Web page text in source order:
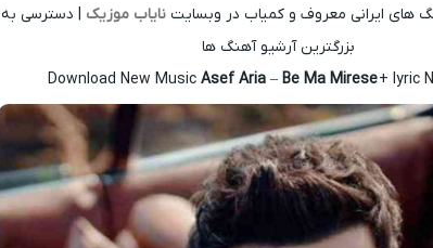
های ایرانی معروف و کمیاب در وبسایتنایاب موزیک | دسترسی به
بزرگترین آرشیو آهنگ ها
Download New Music Asef Aria– Be Ma Mirese+ lyric